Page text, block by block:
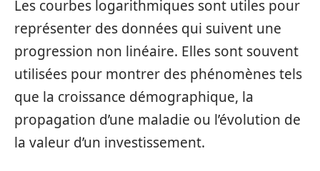
Les courbes logarithmiques sont utiles pour
représenter des données qui suivent une
progression non linéaire. Elles sont souvent
utilisées pour montrer des phénomènes tels
que la croissance démographique, la
propagation d’une maladie ou l’évolution de
la valeur d’un investissement.